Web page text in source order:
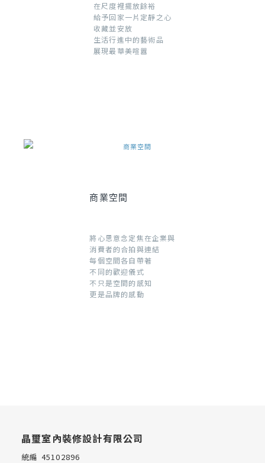
在尺度裡擺放餘裕
給予回家一片定靜之心
收藏並安放
生活行進中的藝術品
展現最華美喧囂
商業空間
將心思意念定焦在企業與
消費者的合拍與連結
每個空間各自帶著
不同的歡迎儀式
不只是空間的感知
更是品牌的感動
晶璽室內裝修設計有限公司
統編 45102896